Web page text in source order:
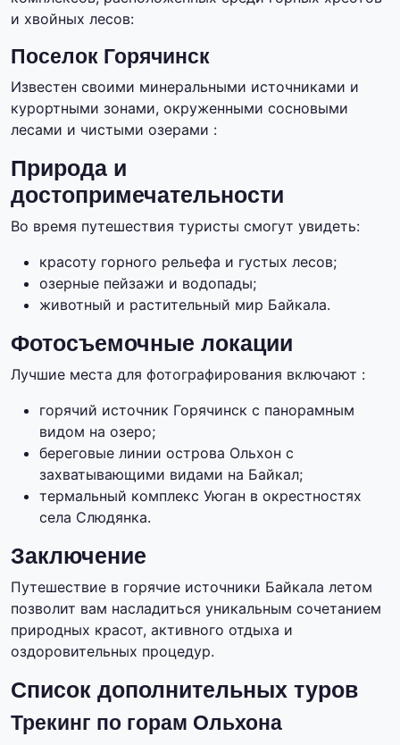
и хвойных лесов:
Поселок Горячинск
Известен своими минеральными источниками и
курортными зонами, окруженными сосновыми
лесами и чистыми озерами :
Природа и
достопримечательности
Во время путешествия туристы смогут увидеть:
красоту горного рельефа и густых лесов;
озерные пейзажи и водопады;
животный и растительный мир Байкала.
Фотосъемочные локации
Лучшие места для фотографирования включают :
горячий источник Горячинск с панорамным
видом на озеро;
береговые линии острова Ольхон с
захватывающими видами на Байкал;
термальный комплекс Уюган в окрестностях
села Слюдянка.
Заключение
Путешествие в горячие источники Байкала летом
позволит вам насладиться уникальным сочетанием
природных красот, активного отдыха и
оздоровительных процедур.
Список дополнительных туров
Трекинг по горам Ольхона